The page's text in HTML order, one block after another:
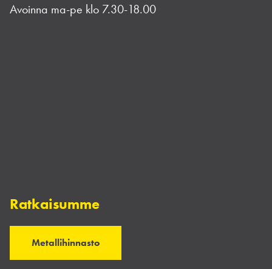
Avoinna ma-pe klo 7.30-18.00
Ratkaisumme
Metallihinnasto